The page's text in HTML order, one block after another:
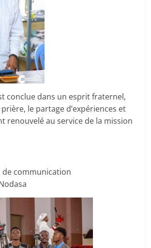
conclue dans un esprit fraternel,
le partage d’expériences et
renouvelé au service de la mission
communication